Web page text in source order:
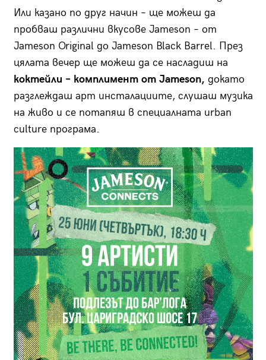
Или казано по друг начин – ще можеш да
пробваш различни вкусове Jameson – от
Jameson Original до Jameson Black Barrel. През
цялата вечер ще можеш да се насладиш на
коктейли – комплимент от Jameson, докато
разглеждаш арт инсталациите, слушаш музика
на живо и се потапяш в специалната urban
culture програма.